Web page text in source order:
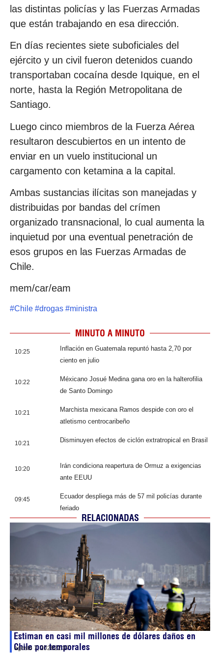
las distintas policías y las Fuerzas Armadas
que están trabajando en esa dirección.
En días recientes siete suboficiales del
ejército y un civil fueron detenidos cuando
transportaban cocaína desde Iquique, en el
norte, hasta la Región Metropolitana de
Santiago.
Luego cinco miembros de la Fuerza Aérea
resultaron descubiertos en un intento de
enviar en un vuelo institucional un
cargamento con ketamina a la capital.
Ambas sustancias ilícitas son manejadas y
distribuidas por bandas del crímen
organizado transnacional, lo cual aumenta la
inquietud por una eventual penetración de
esos grupos en las Fuerzas Armadas de
Chile.
mem/car/eam
#Chile #drogas #ministra
MINUTO A MINUTO
10:25
Inflación en Guatemala repuntó hasta 2,70 por
ciento en julio
10:22
Méxicano Josué Medina gana oro en la halterofilia
de Santo Domingo
10:21
Marchista mexicana Ramos despide con oro el
atletismo centrocaribeño
10:21 Disminuyen efectos de ciclón extratropical en Brasil
10:20
Irán condiciona reapertura de Ormuz a exigencias
ante EEUU
09:45
Ecuador despliega más de 57 mil policías durante
feriado
RELACIONADAS
Estiman en casi mil millones de dólares daños en
Chile por temporales
agosto 7, 202622:37